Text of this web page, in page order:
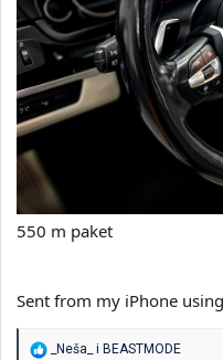
550 m paket
Sent from my iPhone
R_Neša_ i BEASTMODE